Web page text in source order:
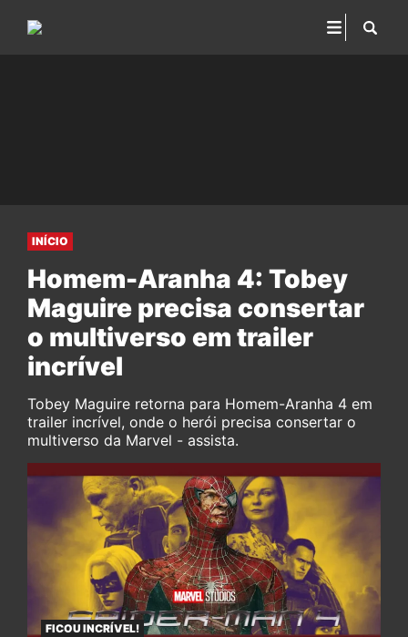
INÍCIO
Homem-Aranha 4: Tobey
Maguire precisa consertar
o multiverso em trailer
incrível
Tobey Maguire retorna para Homem-Aranha 4 em
trailer incrível, onde o herói precisa consertar o
multiverso da Marvel - assista.
FICOU INCRÍVEL!